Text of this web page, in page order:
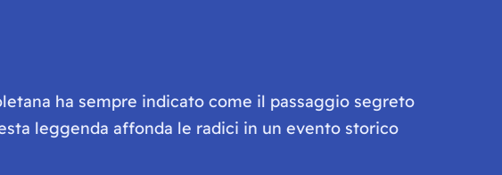
ha sempre indicato come il passaggio segreto
leggenda affonda le radici in un evento storico